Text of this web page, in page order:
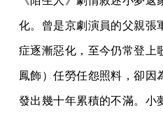
化。曾是京劇演員的父親張
症逐漸惡化，至今仍常登上
鳳飾）任勞任怨照料，卻因
發出幾十年累積的不滿。小